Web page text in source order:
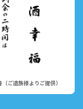
ご遺族様よりご提供）